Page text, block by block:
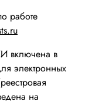
работе
включена в
электронных
на